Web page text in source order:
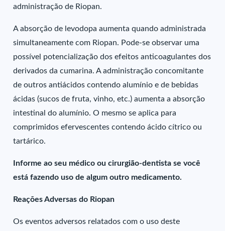
administração de Riopan.
A absorção de levodopa aumenta quando administrada
simultaneamente com Riopan. Pode-se observar uma
possível potencialização dos efeitos anticoagulantes dos
derivados da cumarina. A administração concomitante
de outros antiácidos contendo alumínio e de bebidas
ácidas (sucos de fruta, vinho, etc.) aumenta a absorção
intestinal do alumínio. O mesmo se aplica para
comprimidos efervescentes contendo ácido cítrico ou
tartárico.
Informe ao seu médico ou cirurgião-dentista se você
está fazendo uso de algum outro medicamento.
Reações Adversas do Riopan
Os eventos adversos relatados com o uso deste